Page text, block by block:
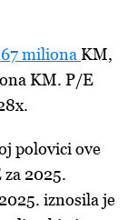
milionaKM,
KM. P/E
polovici ove
2025.
iznosila je